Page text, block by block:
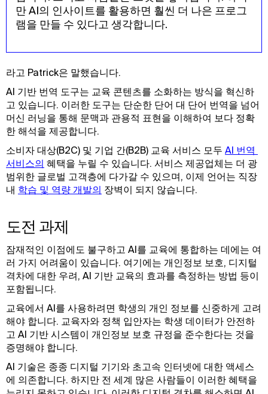
만 AI의 인사이트를 활용하면 훨씬 더 나은 프로그
램을 만들 수 있다고 생각합니다.
라고 Patrick은 말했습니다.
AI 기반 번역 도구는 교육 콘텐츠를 소화하는 방식을 혁신하
고 있습니다. 이러한 도구는 단순한 단어 대 단어 번역을 넘어
머신 러닝을 통해 문맥과 관용적 표현을 이해하여 보다 정확
한 해석을 제공합니다.
소비자 대상(B2C) 및 기업 간(B2B) 교육 서비스 모두 AI 번역
서비스의 혜택을 누릴 수 있습니다. 서비스 제공업체는 더 광
범위한 글로벌 고객층에 다가갈 수 있으며, 이제 언어는 직장
내 학습 및 역량 개발의 장벽이 되지 않습니다.
도전 과제
잠재적인 이점에도 불구하고 AI를 교육에 통합하는 데에는 여
러 가지 어려움이 있습니다. 여기에는 개인정보 보호, 디지털
격차에 대한 우려, AI 기반 교육의 효과를 측정하는 방법 등이
포함됩니다.
교육에서 AI를 사용하려면 학생의 개인 정보를 신중하게 고려
해야 합니다. 교육자와 정책 입안자는 학생 데이터가 안전하
고 AI 기반 시스템이 개인정보 보호 규정을 준수한다는 것을
증명해야 합니다.
AI 기술은 종종 디지털 기기와 초고속 인터넷에 대한 액세스
에 의존합니다. 하지만 전 세계 많은 사람들이 이러한 혜택을